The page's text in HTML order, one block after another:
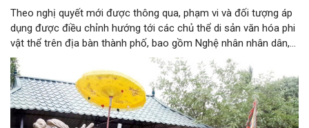
Theo nghị quyết mới được thông qua, phạm vi và đối tượng áp
dụng được điều chỉnh hướng tới các chủ thể di sản văn hóa phi
vật thể trên địa bàn thành phố, bao gồm Nghệ nhân nhân dân,
Nghệ nhân ưu tú, các câu lạc bộ, nhóm thực hành, nghệ nhân
và người thực hành di sản. Đáng chú ý, Hà Nội quyết định giữ
nguyên mức hỗ trợ rất cao cho các câu lạc bộ và nhóm thực
hành di sản văn hóa phi vật thể.